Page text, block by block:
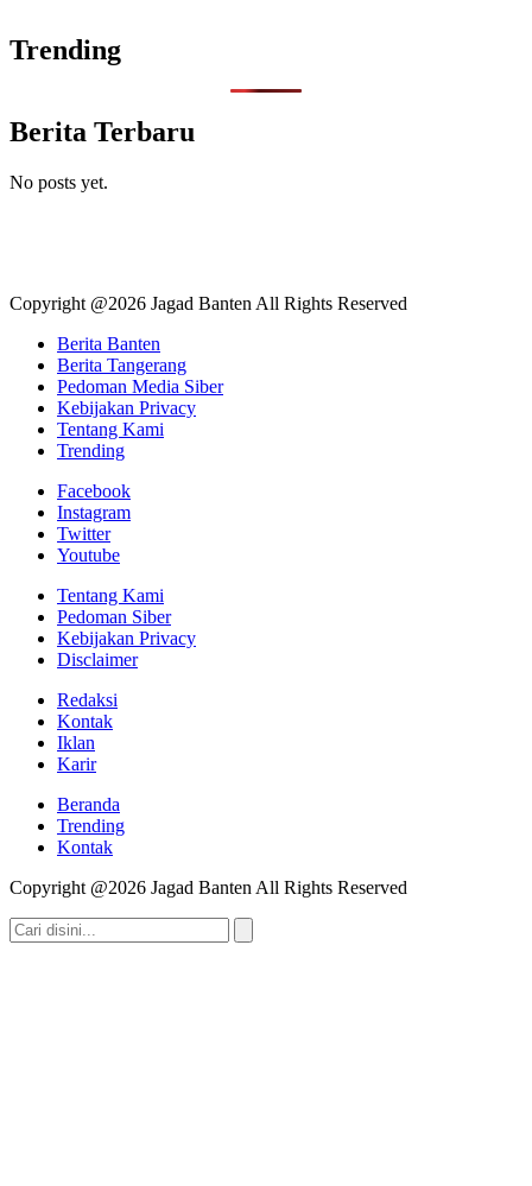
Trending
Berita Terbaru
No posts yet.
Copyright @2026 Jagad Banten All Rights Reserved
Berita Banten
Berita Tangerang
Pedoman Media Siber
Kebijakan Privacy
Tentang Kami
Trending
Facebook
Instagram
Twitter
Youtube
Tentang Kami
Pedoman Siber
Kebijakan Privacy
Disclaimer
Redaksi
Kontak
Iklan
Karir
Beranda
Trending
Kontak
Copyright @2026 Jagad Banten All Rights Reserved